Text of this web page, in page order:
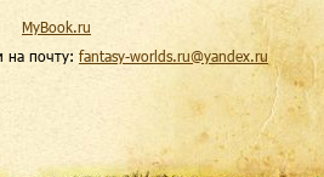
на почту: fantasy-worlds.ru@yandex.ru
MyBook.ru